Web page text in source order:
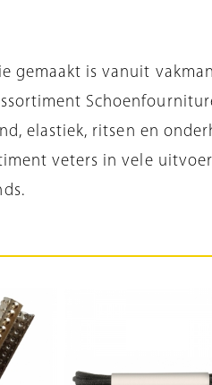
gemaakt is vanuit
elastiek, ritsen en
veters in vele